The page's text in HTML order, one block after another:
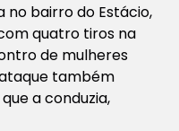
no bairro do Estácio,
quatro tiros na
de mulheres
também
a conduzia,